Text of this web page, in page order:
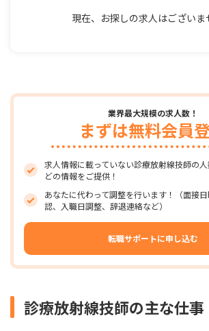
現在、お探しの求人はございま
業界最大規模の求人数！
まずは無料会員
求人情報に載っていない診療放射線技師の
どの情報をご提供！
あなたに代わって調整を行います！（面接
認、入職日調整、辞退連絡など）
転職サポートに申し込む
診療放射線技師の主な仕事